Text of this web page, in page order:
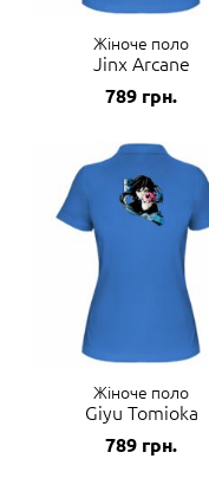
Жіноче поло
Jinx Arcane
789 грн.
Жіноче поло
Giyu Tomioka
789 грн.